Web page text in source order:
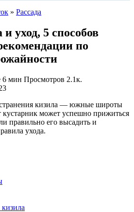
» Рассада
уход, 5 способов
по
6 мин Просмотров 2.1к.
кизила — южные широты
может успешно прижиться
правильно его высадить и
ухода.